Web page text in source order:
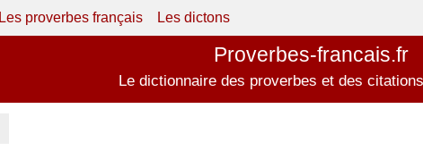
Les proverbes français Les dictons
Proverbes-francais.fr
Le dictionnaire des proverbes et des